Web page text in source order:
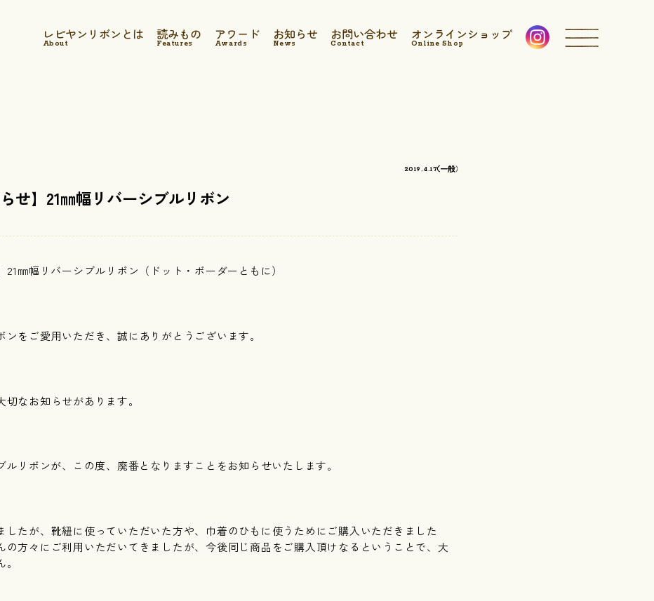
レピヤンリボンとは
About
読みもの
Features
アワード
Awards
お知らせ
News
お問い合わせ
Contact
オンラインショップ
Online Shop
2019.4.17 一般
らせ】21㎜幅リバーシブルリボン
21㎜幅リバーシブルリボン（ドット・ボーダーともに）
ンをご愛用いただき、誠にありがとうございます。
なお知らせがあります。
ルリボンが、この度、廃番となりますことをお知らせいたします。
したが、靴紐に使っていただいた方や、巾着のひもに使うためにご購入いただきました
の方々にご利用いただいてきましたが、今後同じ商品をご購入頂けなるということで、大